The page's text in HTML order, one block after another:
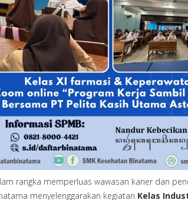
rangka memperluas wawasan karier dan
menyelenggarakan kegiatan Kelas